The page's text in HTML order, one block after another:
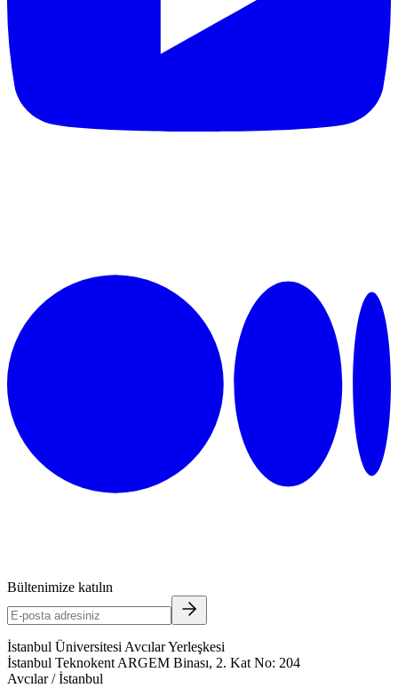
Bültenimize katılın
İstanbul Üniversitesi Avcılar Yerleşkesi
İstanbul Teknokent ARGEM Binası, 2. Kat No: 204
Avcılar / İstanbul